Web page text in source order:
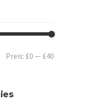
Preis: £0 — £40